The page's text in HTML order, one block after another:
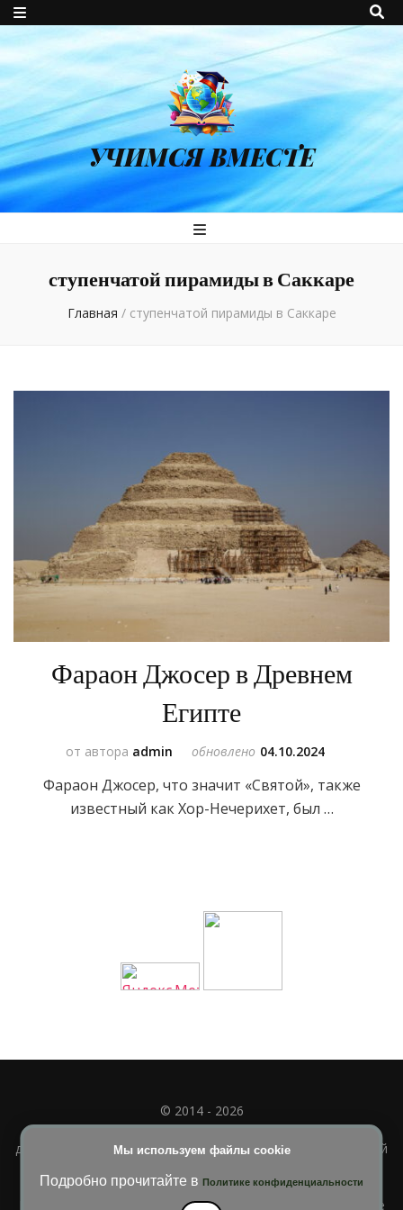
УЧИМСЯ ВМЕСТЕ
ступенчатой пирамиды в Саккаре
Главная / ступенчатой пирамиды в Саккаре
Фараон Джосер в Древнем
Египте
от автора admin обновлено 04.10.2024
Фараон Джосер, что значит «Святой», также
известный как Хор-Нечерихет, был …
Мы используем файлы cookie
Подробно прочитайте в Политике конфиденциальности
© 2014 - 2026
Полное или частичное использование материала
допускается только при наличии активной и индексируемой
Blossom Diva | РазработанаТемы Blossom . На платформе